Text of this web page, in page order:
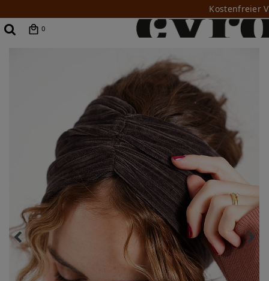
Kostenfreier
0